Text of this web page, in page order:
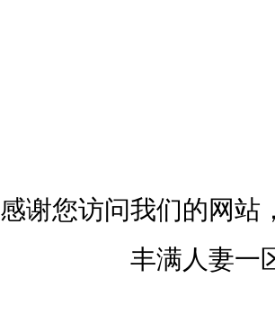
感谢您访问我们的网站
丰满人妻一